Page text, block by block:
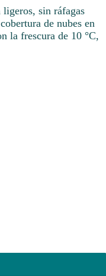
ligeros, sin ráfagas
de nubes en
la frescura de 10 °C,